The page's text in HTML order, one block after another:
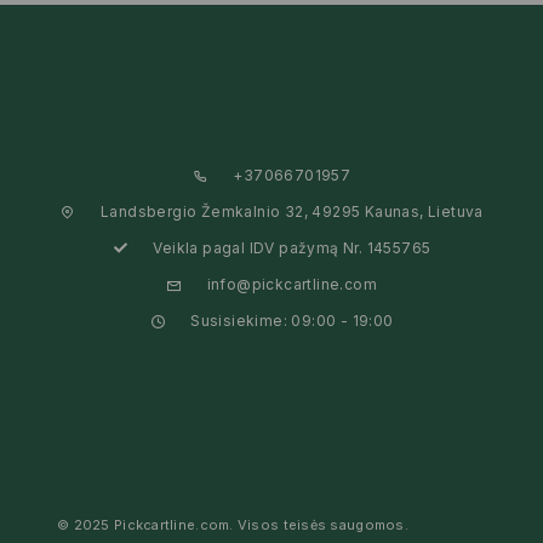
+37066701957
Landsbergio Žemkalnio 32, 49295 Kaunas, Lietuva
Veikla pagal IDV pažymą Nr. 1455765
info@pickcartline.com
Susisiekime: 09:00 - 19:00
© 2025 Pickcartline.com. Visos teisės saugomos.